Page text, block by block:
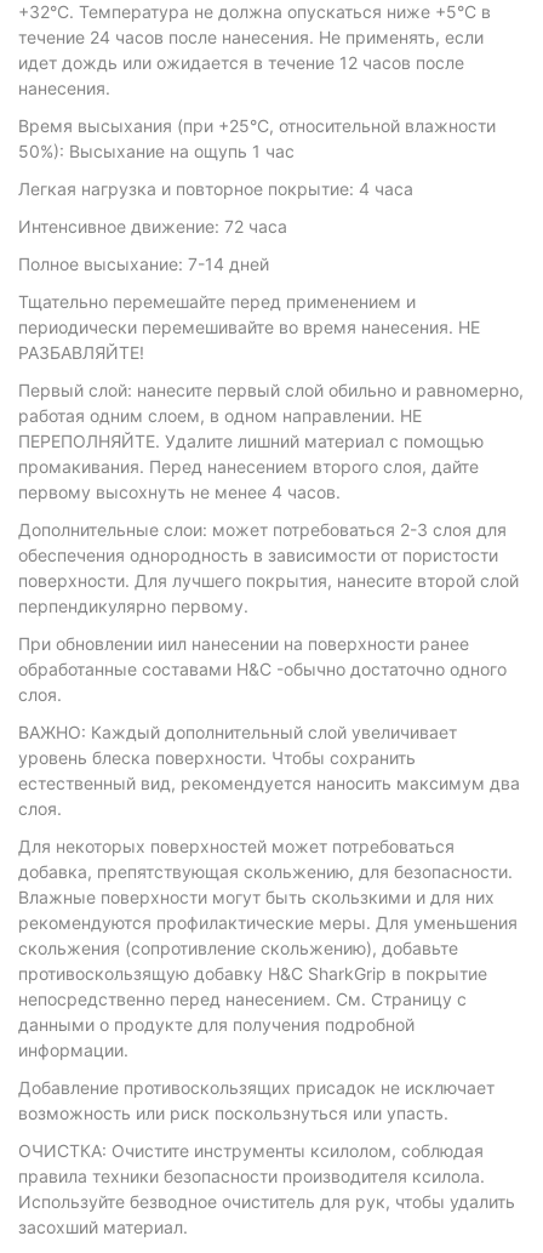
+32°С. Температура не должна опускаться ниже +5°С в
течение 24 часов после нанесения. Не применять, если
идет дождь или ожидается в течение 12 часов после
нанесения.
Время высыхания (при +25°С, относительной влажности
50%): Высыхание на ощупь 1 час
Легкая нагрузка и повторное покрытие: 4 часа
Интенсивное движение: 72 часа
Полное высыхание: 7-14 дней
Тщательно перемешайте перед применением и
периодически перемешивайте во время нанесения. НЕ
РАЗБАВЛЯЙТЕ!
Первый слой: нанесите первый слой обильно и равномерно,
работая одним слоем, в одном направлении. НЕ
ПЕРЕПОЛНЯЙТЕ. Удалите лишний материал с помощью
промакивания. Перед нанесением второго слоя, дайте
первому высохнуть не менее 4 часов.
Дополнительные слои: может потребоваться 2-3 слоя для
обеспечения однородность в зависимости от пористости
поверхности. Для лучшего покрытия, нанесите второй слой
перпендикулярно первому.
При обновлении иил нанесении на поверхности ранее
обработанные составами H&C -обычно достаточно одного
слоя.
ВАЖНО: Каждый дополнительный слой увеличивает
уровень блеска поверхности. Чтобы сохранить
естественный вид, рекомендуется наносить максимум два
слоя.
Для некоторых поверхностей может потребоваться
добавка, препятствующая скольжению, для безопасности.
Влажные поверхности могут быть скользкими и для них
рекомендуются профилактические меры. Для уменьшения
скольжения (сопротивление скольжению), добавьте
противоскользящую добавку H&C SharkGrip в покрытие
непосредственно перед нанесением. См. Страницу с
данными о продукте для получения подробной
информации.
Добавление противоскользящих присадок не исключает
возможность или риск поскользнуться или упасть.
ОЧИСТКА: Очистите инструменты ксилолом, соблюдая
правила техники безопасности производителя ксилола.
Используйте безводное очиститель для рук, чтобы удалить
засохший материал.